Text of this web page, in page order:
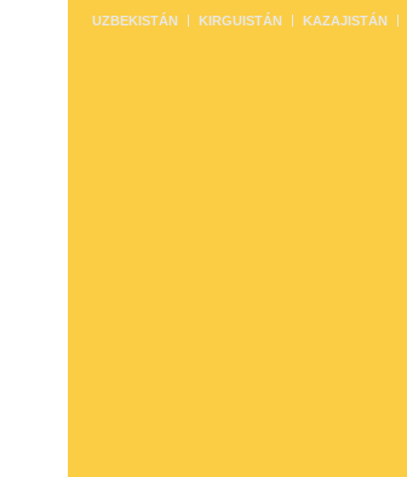
UZBEKISTÁN KIRGUISTÁN KAZAJISTÁN